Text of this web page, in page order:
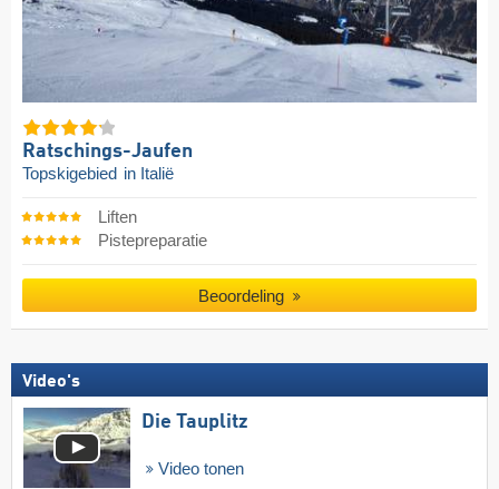
Ratschings-Jaufen
Topskigebied in Italië
Liften
Pistepreparatie
Beoordeling
Video's
Die Tauplitz
Video tonen